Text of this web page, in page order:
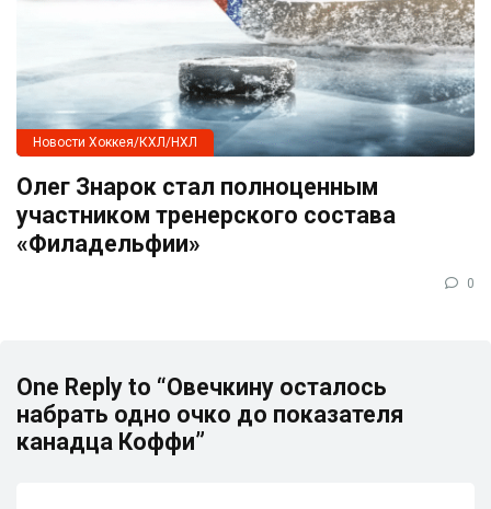
Новости Хоккея/КХЛ/НХЛ
Олег Знарок стал полноценным
участником тренерского состава
«Филадельфии»
0
One Reply to “Овечкину осталось
набрать одно очко до показателя
канадца Коффи”